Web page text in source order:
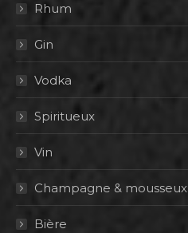
Rhum
Gin
Vodka
Spiritueux
Vin
Champagne & mousseux
Bière